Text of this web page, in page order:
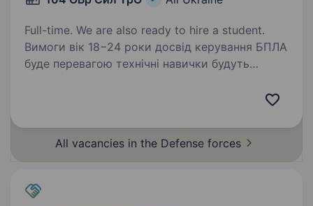
Full-time. We are also ready to hire a student.
Вимоги вік 18−24 роки досвід керування БПЛА
буде перевагою технічні навички будуть
відсутність критичних проблем зі здоров‘ям,
All vacancies in the Defense forces